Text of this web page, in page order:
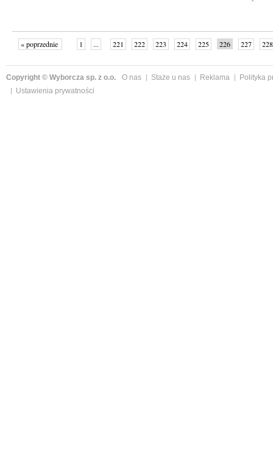
« poprzednie 1 ... 221 222 223 224 225 226 227
228
Copyright © Wyborcza sp. z o.o. O nas Staże u nas Reklama
Polityka
Ustawienia prywatności